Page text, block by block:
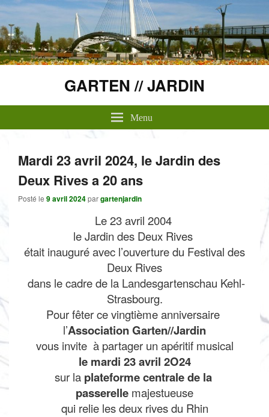
GARTEN // JARDIN
Menu
Mardi 23 avril 2024, le Jardin des
Deux Rives a 20 ans
Posté le 9 avril 2024pargartenjardin
Le 23 avril 2004
le Jardin des Deux Rives
était inauguré avec l’ouverture du Festival des
Deux Rives
dans le cadre de la Landesgartenschau Kehl-
Strasbourg.
Pour fêter ce vingtième anniversaire
l’Association Garten//Jardin
vous invite à partager un apéritif musical
le mardi 23 avril 2O24
sur la plateforme centrale de la
passerelle majestueuse
qui relie les deux rives du Rhin